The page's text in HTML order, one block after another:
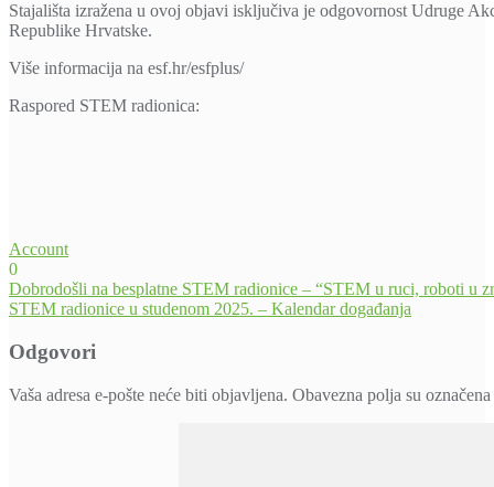
Stajališta izražena u ovoj objavi isključiva je odgovornost Udruge
Republike Hrvatske.
Više informacija na esf.hr/esfplus/
Raspored STEM radionica:
Account
0
Navigacija
objava
Dobrodošli na besplatne STEM radionice – “STEM u ruci, roboti u
STEM radionice u studenom 2025. – Kalendar događanja
Odgovori
Vaša adresa e-pošte neće biti objavljena. Obavezna polja su